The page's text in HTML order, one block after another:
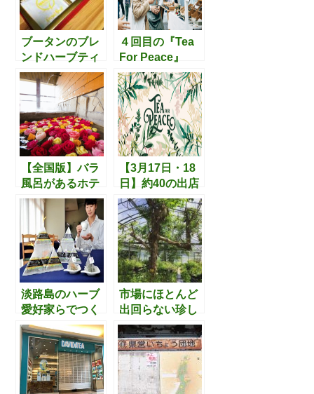
o
o
k
e
r
ブータンのブレ
ンドハーブティ
ーを試飲。初体
験の連続でし
た。
４回目の『Tea
For Peace』
が、2019年3月
16日（土）17日
（日）に開催。
FBの出店者紹介
を事前にチェッ
クしておくとよ
り充実した時間
を過ごせそうで
す。
【全国版】バラ
風呂があるホテ
ル10選 ＆
【東日本版】ロ
ーズガーデンが
あるホテル6選
【3月17日・18
日】約40の出店
者による様々な
お茶の世界を楽
しめる「Tea for
Peace」in 東
京・青山
淡路島のハーブ
愛好家らでつく
るグループ『淡
路島ハーブ研究
所 エルブアロ
マティーク』に
ついて
市場にほとんど
出回らない珍し
い品種も多数扱
うハーブ専門農
家『まるふく農
園』（高知県）
について